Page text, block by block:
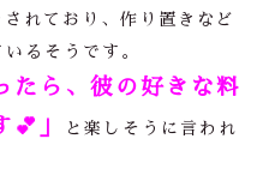
れており、作り置きなど
るそうです。
たら、彼の好きな料
💕」
と楽しそうに言われ